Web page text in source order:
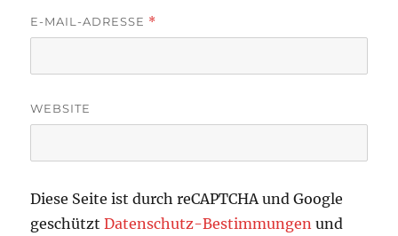
E-MAIL-ADRESSE *
WEBSITE
Diese Seite ist durch reCAPTCHA und Google
geschütztDatenschutz-Bestimmungen und